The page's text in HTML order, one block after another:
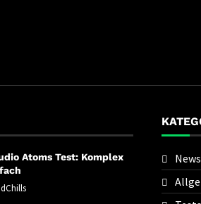
Atoms Test: Komplex
News